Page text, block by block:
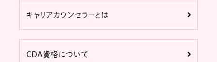
キャリアカウンセラーとは
CDA資格について